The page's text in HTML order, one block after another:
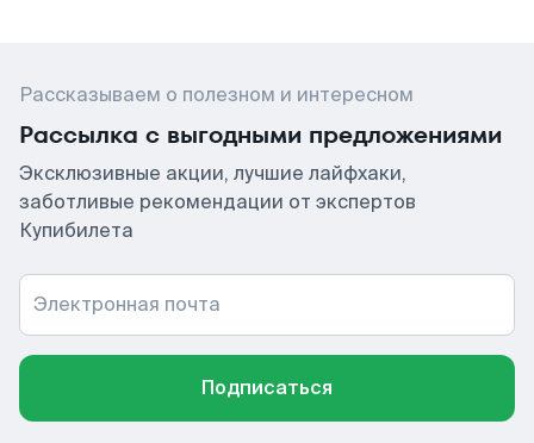
Рассказываем о полезном и интересном
Рассылка с выгодными предложениями
Эксклюзивные акции, лучшие лайфхаки,
заботливые рекомендации от экспертов
Купибилета
Электронная почта
Подписаться